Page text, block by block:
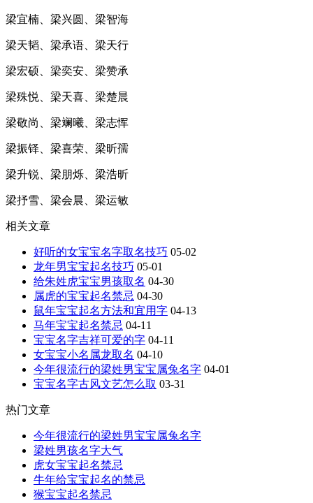
梁宜楠、梁兴圆、梁智海
梁天韬、梁承语、梁天行
梁宏硕、梁奕安、梁赞承
梁殊悦、梁天喜、梁楚晨
梁敬尚、梁斓曦、梁志恽
梁振铎、梁喜荣、梁昕孺
梁升锐、梁朋烁、梁浩昕
梁抒雪、梁会晨、梁运敏
相关文章
好听的女宝宝名字取名技巧 05-02
龙年男宝宝起名技巧 05-01
给朱姓虎宝宝男孩取名 04-30
属虎的宝宝起名禁忌 04-30
鼠年宝宝起名方法和宜用字 04-13
马年宝宝起名禁忌 04-11
宝宝名字吉祥可爱的字 04-11
女宝宝小名属龙取名 04-10
今年很流行的梁姓男宝宝属兔名字 04-01
宝宝名字古风文艺怎么取 03-31
热门文章
今年很流行的梁姓男宝宝属兔名字
梁姓男孩名字大气
虎女宝宝起名禁忌
牛年给宝宝起名的禁忌
猴宝宝起名禁忌